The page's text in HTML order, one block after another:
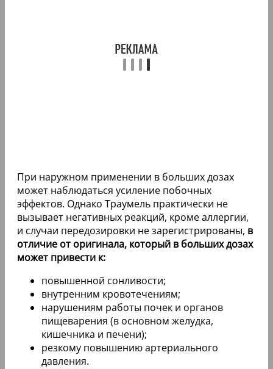
При наружном применении в больших дозах
может наблюдаться усиление побочных
эффектов. Однако Траумель практически не
вызывает негативных реакций, кроме аллергии,
и случаи передозировки не зарегистрированы, в
отличие от оригинала, который в больших дозах
может привести к:
повышенной сонливости;
внутренним кровотечениям;
нарушениям работы почек и органов
пищеварения (в основном желудка,
кишечника и печени);
резкому повышению артериального
давления.